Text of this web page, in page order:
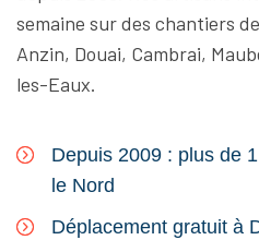
semaine sur des chantiers
Anzin, Douai, Cambrai,
les-Eaux.
Depuis 2009 : plus de
le Nord
Déplacement gratuit à